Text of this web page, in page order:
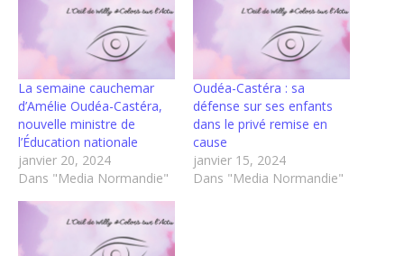
La semaine cauchemar
d’Amélie Oudéa-Castéra,
nouvelle ministre de
l’Éducation nationale
janvier 20, 2024
Dans "Media Normandie"
Oudéa-Castéra : sa
défense sur ses enfants
dans le privé remise en
cause
janvier 15, 2024
Dans "Media Normandie"